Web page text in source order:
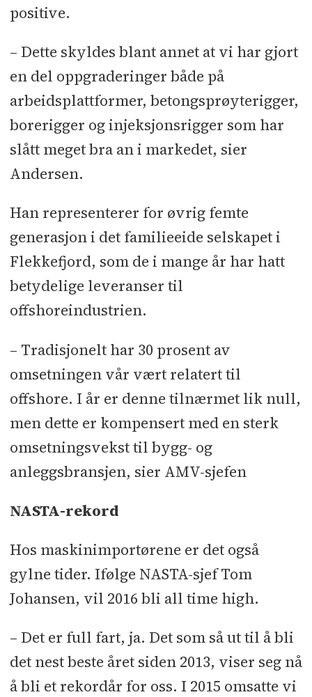
positive.
– Dette skyldes blant annet at vi har gjort
en del oppgraderinger både på
arbeidsplattformer, betongsprøyterigger,
borerigger og injeksjonsrigger som har
slått meget bra an i markedet, sier
Andersen.
Han representerer for øvrig femte
generasjon i det familieeide selskapet i
Flekkefjord, som de i mange år har hatt
betydelige leveranser til
offshoreindustrien.
– Tradisjonelt har 30 prosent av
omsetningen vår vært relatert til
offshore. I år er denne tilnærmet lik null,
men dette er kompensert med en sterk
omsetningsvekst til bygg- og
anleggsbransjen, sier AMV-sjefen
NASTA-rekord
Hos maskinimportørene er det også
gylne tider. Ifølge NASTA-sjef Tom
Johansen, vil 2016 bli all time high.
– Det er full fart, ja. Det som så ut til å bli
det nest beste året siden 2013, viser seg nå
å bli et rekordår for oss. I 2015 omsatte vi